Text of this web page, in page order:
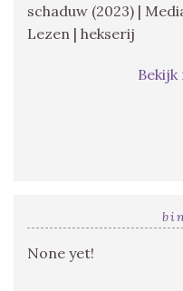
schaduw (2023) |
Lezen | hekserij
Bekijk
None yet!